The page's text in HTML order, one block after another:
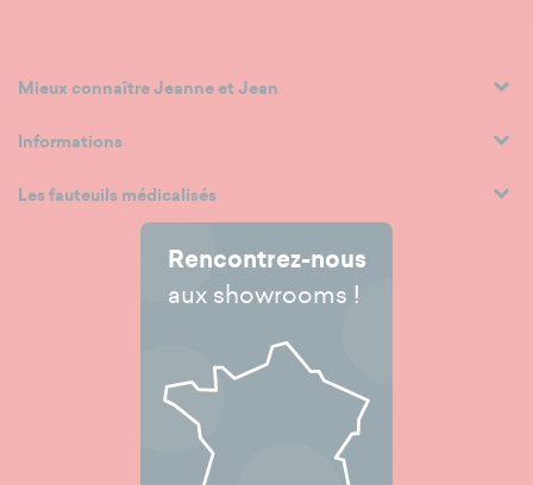
Mieux connaître Jeanne et Jean
Informations
Les fauteuils médicalisés
Rencontrez-nous
aux showrooms !